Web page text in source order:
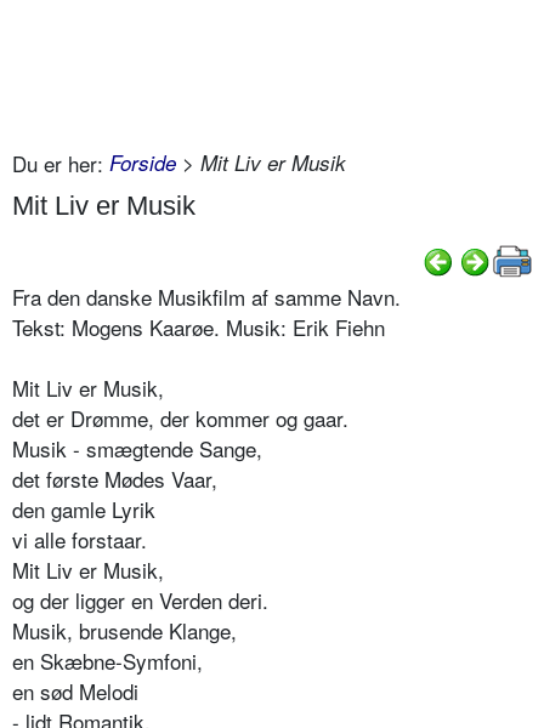
Du er her: Forside > Mit Liv er Musik
Mit Liv er Musik
Fra den danske Musikfilm af samme Navn.
Tekst: Mogens Kaarøe. Musik: Erik Fiehn
Mit Liv er Musik,
det er Drømme, der kommer og gaar.
Musik - smægtende Sange,
det første Mødes Vaar,
den gamle Lyrik
vi alle forstaar.
Mit Liv er Musik,
og der ligger en Verden deri.
Musik, brusende Klange,
en Skæbne-Symfoni,
en sød Melodi
- lidt Romantik.